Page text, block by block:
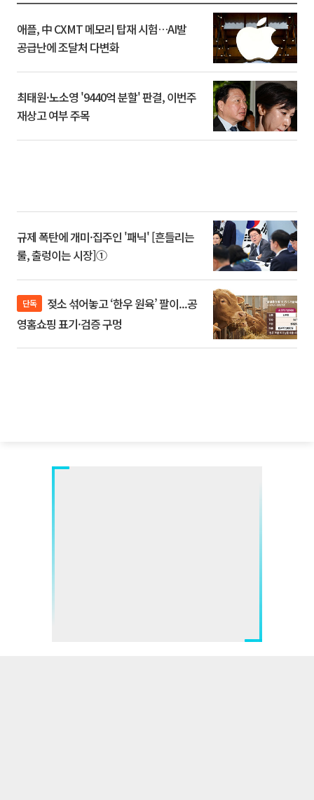
애플, 中 CXMT 메모리 탑재 시험…AI발
공급난에 조달처 다변화
최태원·노소영 '9440억 분할' 판결, 이번주
재상고 여부 주목
규제 폭탄에 개미·집주인 '패닉' [흔들리는
룰, 출렁이는 시장]①
단독
영홈쇼핑 표기·검증 구멍